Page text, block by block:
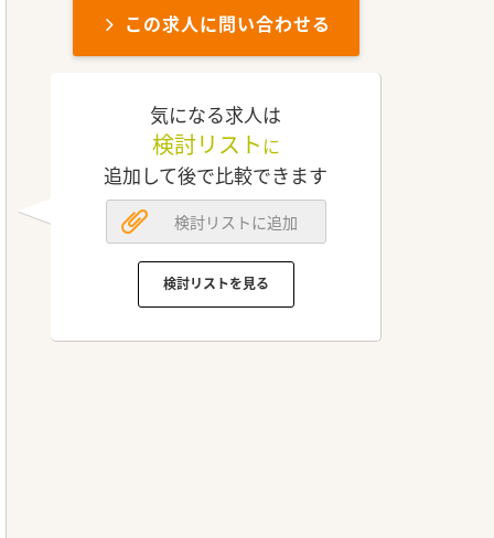
この求人に問い合わせる
気になる求人は
検討リスト に
追加して後で比較できます
検討リストに追加
検討リストを見る